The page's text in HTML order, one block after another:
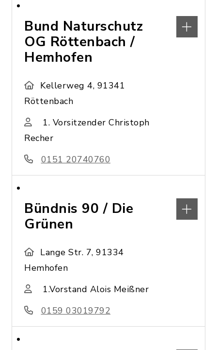
Bund Naturschutz
OG Röttenbach /
Hemhofen
Kellerweg 4, 91341
Röttenbach
1. Vorsitzender Christoph
Recher
0151 20740760
Bündnis 90 / Die
Grünen
Lange Str. 7, 91334
Hemhofen
1.Vorstand Alois Meißner
0159 03019792